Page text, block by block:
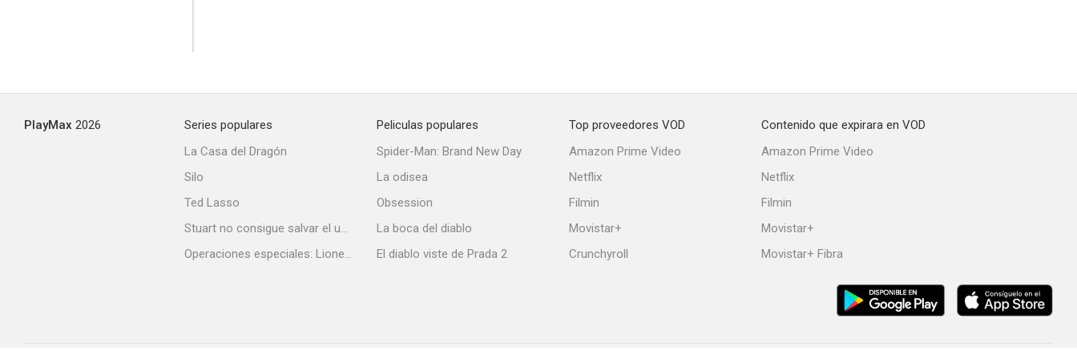
PlayMax 2026
Series populares
La Casa del Dragón
Silo
Ted Lasso
Stuart no consigue salvar el universo
Operaciones especiales: Lioness
Peliculas populares
Spider-Man: Brand New Day
La odisea
Obsession
La boca del diablo
El diablo viste de Prada 2
Top proveedores VOD
Amazon Prime Video
Netflix
Filmin
Movistar+
Crunchyroll
Contenido que expirara en VOD
Amazon Prime Video
Netflix
Filmin
Movistar+
Movistar+ Fibra